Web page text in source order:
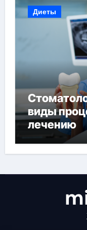
Диеты
виды
лечению